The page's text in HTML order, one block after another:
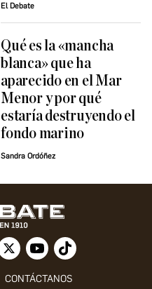
El Debate
Qué es la «mancha
blanca» que ha
aparecido en el Mar
Menor y por qué
estaría destruyendo el
fondo marino
Sandra Ordóñez
CONTÁCTANOS